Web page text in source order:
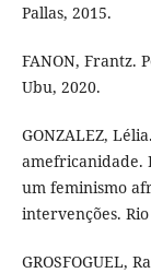
Pallas, 2015.
FANON, Frantz.
Ubu, 2020.
GONZALEZ,
amefricanidade.
um feminismo
intervenções.
GROSFOGUEL,